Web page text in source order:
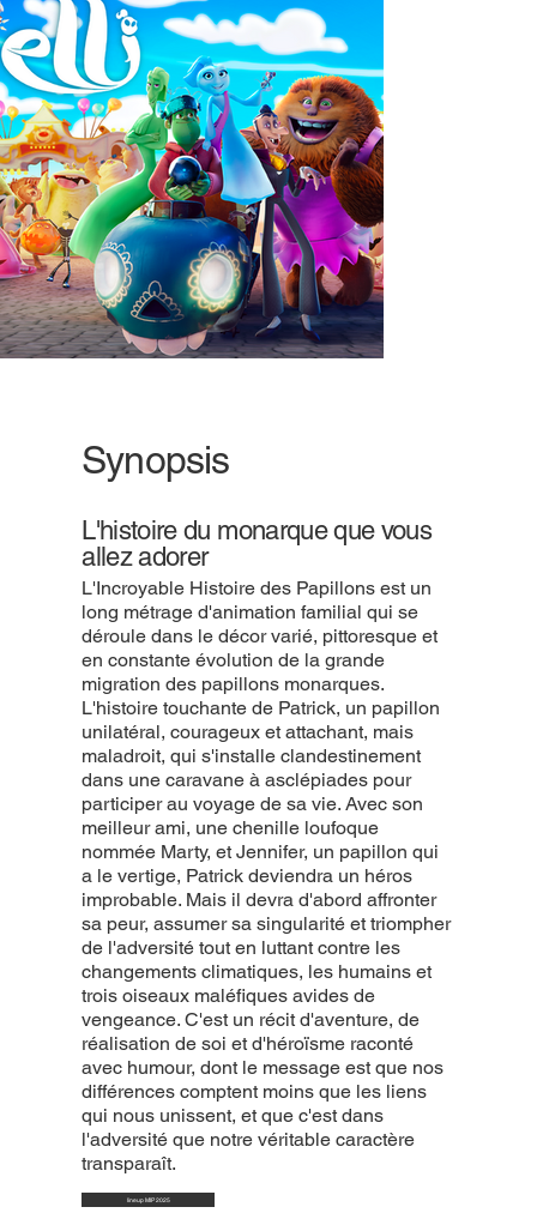
Synopsis
L'histoire du monarque que vous
allez adorer
L'Incroyable Histoire des Papillons est un
long métrage d'animation familial qui se
déroule dans le décor varié, pittoresque et
en constante évolution de la grande
migration des papillons monarques.
L'histoire touchante de Patrick, un papillon
unilatéral, courageux et attachant, mais
maladroit, qui s'installe clandestinement
dans une caravane à asclépiades pour
participer au voyage de sa vie. Avec son
meilleur ami, une chenille loufoque
nommée Marty, et Jennifer, un papillon qui
a le vertige, Patrick deviendra un héros
improbable. Mais il devra d'abord affronter
sa peur, assumer sa singularité et triompher
de l'adversité tout en luttant contre les
changements climatiques, les humains et
trois oiseaux maléfiques avides de
vengeance. C'est un récit d'aventure, de
réalisation de soi et d'héroïsme raconté
avec humour, dont le message est que nos
différences comptent moins que les liens
qui nous unissent, et que c'est dans
l'adversité que notre véritable caractère
transparaît.
lineup MIP 2025